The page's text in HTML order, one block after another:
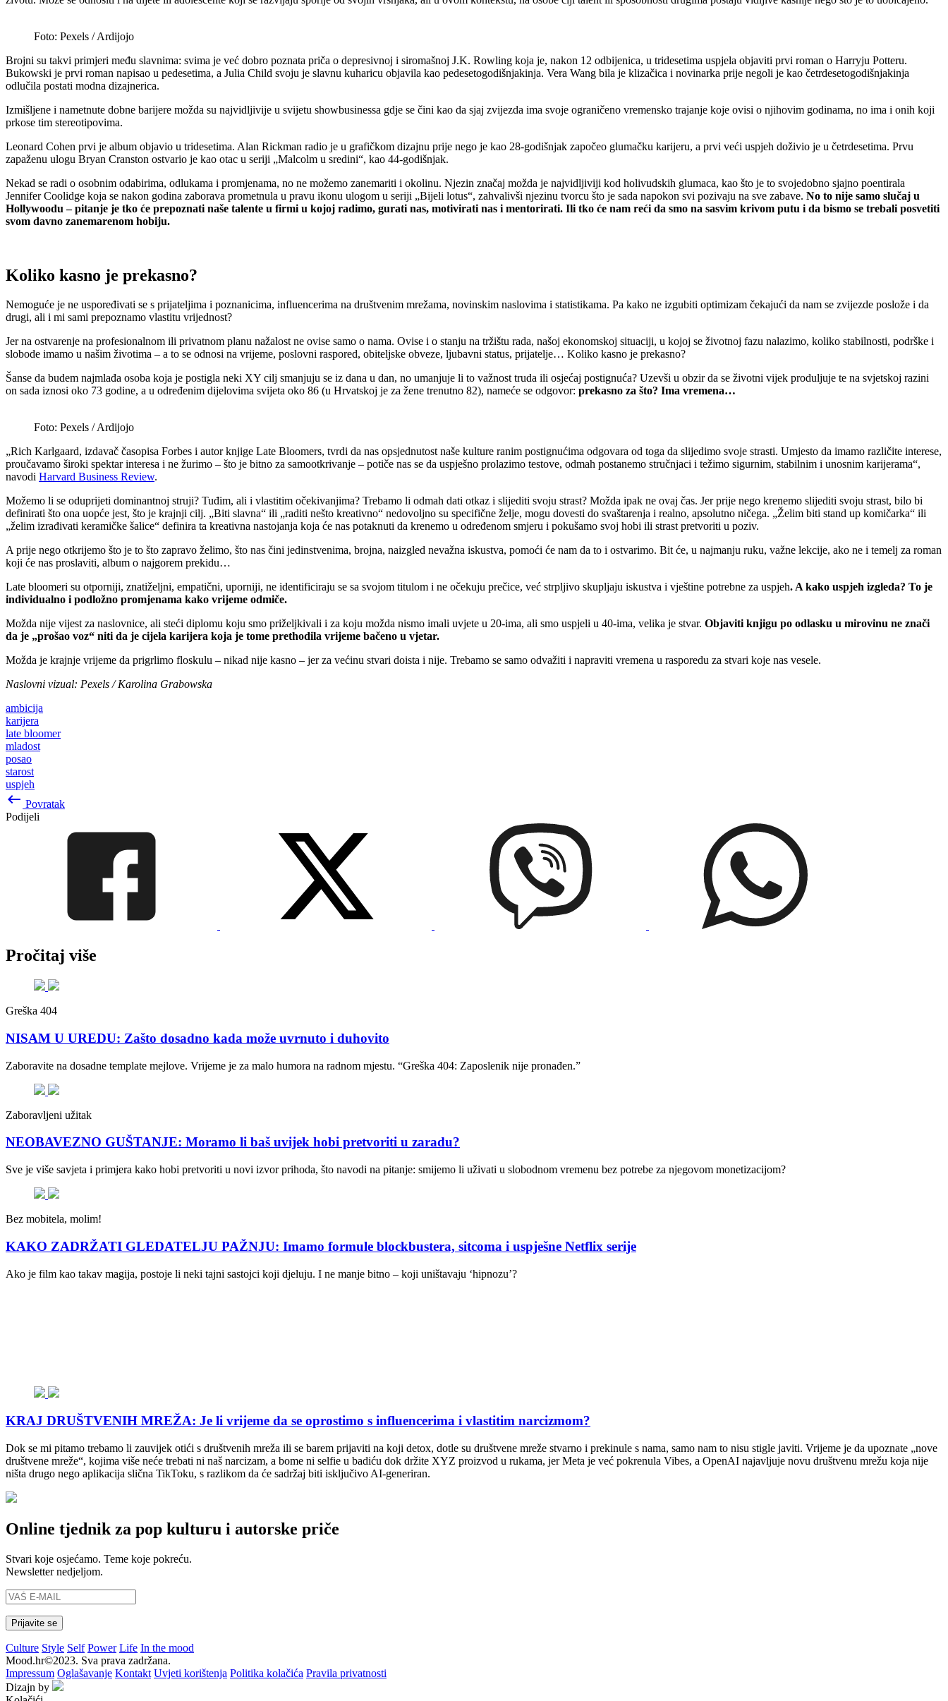
Foto: Pexels / Ardijojo
Brojni su takvi primjeri među slavnima: svima je već dobro poznata priča o depresivnoj i siromašnoj J.K. Rowling koja je, nakon 12 odbijenica, u tridesetima uspjela objaviti prvi roman o Harryju Potteru.
Bukowski je prvi roman napisao u pedesetima, a Julia Child svoju je slavnu kuharicu objavila kao pedesetogodišnjakinja. Vera Wang bila je klizačica i novinarka prije negoli je kao četrdesetogodišnjakinja
odlučila postati modna dizajnerica.
Izmišljene i nametnute dobne barijere možda su najvidljivije u svijetu showbusinessa gdje se čini kao da sjaj zvijezda ima svoje ograničeno vremensko trajanje koje ovisi o njihovim godinama, no ima i onih koji
prkose tim stereotipovima.
Leonard Cohen prvi je album objavio u tridesetima. Alan Rickman radio je u grafičkom dizajnu prije nego je kao 28-godišnjak započeo glumačku karijeru, a prvi veći uspjeh doživio je u četrdesetima. Prvu
zapaženu ulogu Bryan Cranston ostvario je kao otac u seriji „Malcolm u sredini“, kao 44-godišnjak.
Nekad se radi o osobnim odabirima, odlukama i promjenama, no ne možemo zanemariti i okolinu. Njezin značaj možda je najvidljiviji kod holivudskih glumaca, kao što je to svojedobno sjajno poentirala
Jennifer Coolidge koja se nakon godina zaborava prometnula u pravu ikonu ulogom u seriji „Bijeli lotus“, zahvalivši njezinu tvorcu što je sada napokon svi pozivaju na sve zabave. No to nije samo slučaj u
Hollywoodu – pitanje je tko će prepoznati naše talente u firmi u kojoj radimo, gurati nas, motivirati nas i mentorirati. Ili tko će nam reći da smo na sasvim krivom putu i da bismo se trebali posvetiti
svom davno zanemarenom hobiju.
Koliko kasno je prekasno?
Nemoguće je ne uspoređivati se s prijateljima i poznanicima, influencerima na društvenim mrežama, novinskim naslovima i statistikama. Pa kako ne izgubiti optimizam čekajući da nam se zvijezde poslože i da
drugi, ali i mi sami prepoznamo vlastitu vrijednost?
Jer na ostvarenje na profesionalnom ili privatnom planu nažalost ne ovise samo o nama. Ovise i o stanju na tržištu rada, našoj ekonomskoj situaciji, u kojoj se životnoj fazu nalazimo, koliko stabilnosti, podrške i
slobode imamo u našim životima – a to se odnosi na vrijeme, poslovni raspored, obiteljske obveze, ljubavni status, prijatelje… Koliko kasno je prekasno?
Šanse da budem najmlađa osoba koja je postigla neki XY cilj smanjuju se iz dana u dan, no umanjuje li to važnost truda ili osjećaj postignuća? Uzevši u obzir da se životni vijek produljuje te na svjetskoj razini
on sada iznosi oko 73 godine, a u određenim dijelovima svijeta oko 86 (u Hrvatskoj je za žene trenutno 82), nameće se odgovor: prekasno za što? Ima vremena…
Foto: Pexels / Ardijojo
„Rich Karlgaard, izdavač časopisa Forbes i autor knjige Late Bloomers, tvrdi da nas opsjednutost naše kulture ranim postignućima odgovara od toga da slijedimo svoje strasti. Umjesto da imamo različite interese,
proučavamo široki spektar interesa i ne žurimo – što je bitno za samootkrivanje – potiče nas se da uspješno prolazimo testove, odmah postanemo stručnjaci i težimo sigurnim, stabilnim i unosnim karijerama“,
navodi Harvard Business Review.
Možemo li se oduprijeti dominantnoj struji? Tuđim, ali i vlastitim očekivanjima? Trebamo li odmah dati otkaz i slijediti svoju strast? Možda ipak ne ovaj čas. Jer prije nego krenemo slijediti svoju strast, bilo bi
definirati što ona uopće jest, što je krajnji cilj. „Biti slavna“ ili „raditi nešto kreativno“ nedovoljno su specifične želje, mogu dovesti do svaštarenja i realno, apsolutno ničega. „Želim biti stand up komičarka“ ili
„želim izrađivati keramičke šalice“ definira ta kreativna nastojanja koja će nas potaknuti da krenemo u određenom smjeru i pokušamo svoj hobi ili strast pretvoriti u poziv.
A prije nego otkrijemo što je to što zapravo želimo, što nas čini jedinstvenima, brojna, naizgled nevažna iskustva, pomoći će nam da to i ostvarimo. Bit će, u najmanju ruku, važne lekcije, ako ne i temelj za roman
koji će nas proslaviti, album o najgorem prekidu…
Late bloomeri su otporniji, znatiželjni, empatični, uporniji, ne identificiraju se sa svojom titulom i ne očekuju prečice, već strpljivo skupljaju iskustva i vještine potrebne za uspjeh. A kako uspjeh izgleda? To je
individualno i podložno promjenama kako vrijeme odmiče.
Možda nije vijest za naslovnice, ali steći diplomu koju smo priželjkivali i za koju možda nismo imali uvjete u 20-ima, ali smo uspjeli u 40-ima, velika je stvar. Objaviti knjigu po odlasku u mirovinu ne znači
da je „prošao voz“ niti da je cijela karijera koja je tome prethodila vrijeme bačeno u vjetar.
Možda je krajnje vrijeme da prigrlimo floskulu – nikad nije kasno – jer za većinu stvari doista i nije. Trebamo se samo odvažiti i napraviti vremena u rasporedu za stvari koje nas vesele.
Naslovni vizual: Pexels / Karolina Grabowska
ambicija
karijera
late bloomer
mladost
posao
starost
uspjeh
keyboard_backspace Povratak
Podijeli
Pročitaj više
Greška 404
NISAM U UREDU: Zašto dosadno kada može uvrnuto i duhovito
Zaboravite na dosadne template mejlove. Vrijeme je za malo humora na radnom mjestu. “Greška 404: Zaposlenik nije pronađen.”
Zaboravljeni užitak
NEOBAVEZNO GUŠTANJE: Moramo li baš uvijek hobi pretvoriti u zaradu?
Sve je više savjeta i primjera kako hobi pretvoriti u novi izvor prihoda, što navodi na pitanje: smijemo li uživati u slobodnom vremenu bez potrebe za njegovom monetizacijom?
Bez mobitela, molim!
KAKO ZADRŽATI GLEDATELJU PAŽNJU: Imamo formule blockbustera, sitcoma i uspješne Netflix serije
Ako je film kao takav magija, postoje li neki tajni sastojci koji djeluju. I ne manje bitno – koji uništavaju ‘hipnozu’?
KRAJ DRUŠTVENIH MREŽA: Je li vrijeme da se oprostimo s influencerima i vlastitim narcizmom?
Dok se mi pitamo trebamo li zauvijek otići s društvenih mreža ili se barem prijaviti na koji detox, dotle su društvene mreže stvarno i prekinule s nama, samo nam to nisu stigle javiti. Vrijeme je da upoznate „nove
društvene mreže“, kojima više neće trebati ni naš narcizam, a bome ni selfie u badiću dok držite XYZ proizvod u rukama, jer Meta je već pokrenula Vibes, a OpenAI najavljuje novu društvenu mrežu koja nije
ništa drugo nego aplikacija slična TikToku, s razlikom da će sadržaj biti isključivo AI-generiran.
Online tjednik za pop kulturu i autorske priče
Stvari koje osjećamo. Teme koje pokreću.
Newsletter nedjeljom.
Culture Style Self Power Life In the mood
Mood.hr©2023. Sva prava zadržana.
Impressum Oglašavanje Kontakt Uvjeti korištenja Politika kolačića Pravila privatnosti
Dizajn by